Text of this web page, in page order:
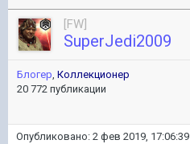
[FW]
SuperJedi2009
Блогер, Коллекционер
20 772 публикации
Опубликовано: 2 фев 2019, 17:06:39